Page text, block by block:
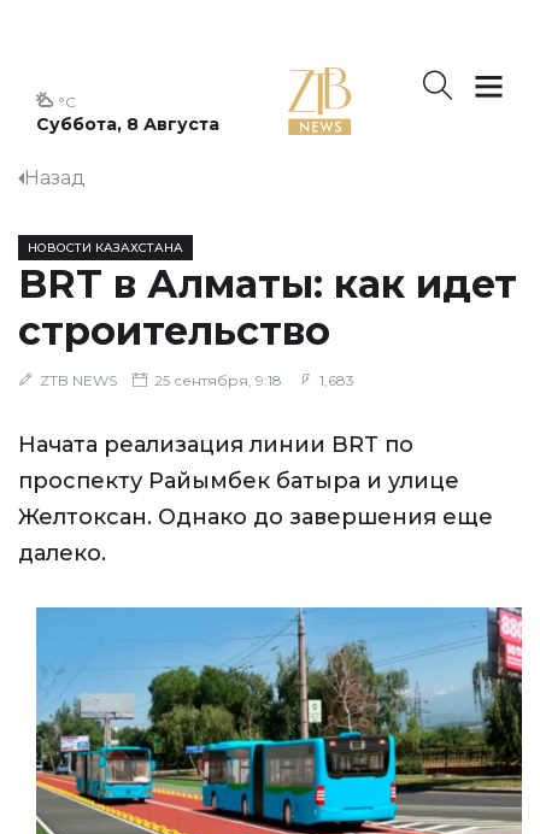
Суббота, 8 Августа
°C
Назад
НОВОСТИ КАЗАХСТАНА
BRT в Алматы: как идет
строительство
ZTB NEWS 25 сентября, 9:18 1,683
Начата реализация линии BRT по
проспекту Райымбек батыра и улице
Желтоксан. Однако до завершения еще
далеко.